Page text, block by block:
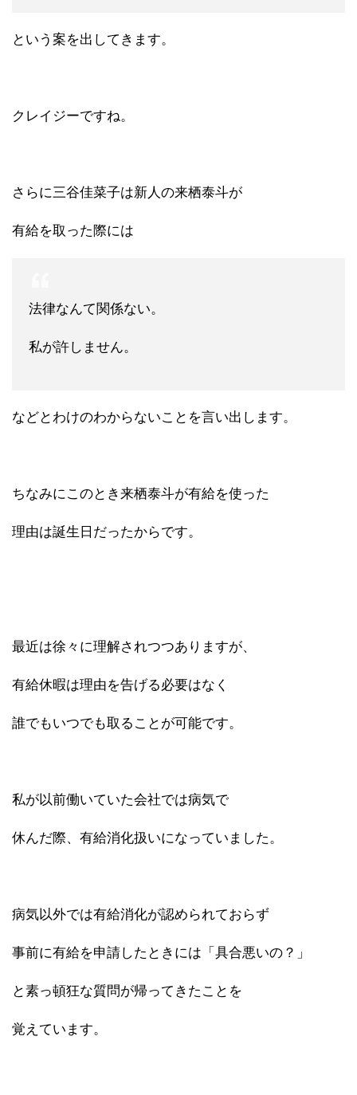
という案を出してきます。
クレイジーですね。
さらに三谷佳菜子は新人の来栖泰斗が
有給を取った際には
法律なんて関係ない。
私が許しません。
などとわけのわからないことを言い出します。
ちなみにこのとき来栖泰斗が有給を使った
理由は誕生日だったからです。
最近は徐々に理解されつつありますが、
有給休暇は理由を告げる必要はなく
誰でもいつでも取ることが可能です。
私が以前働いていた会社では病気で
休んだ際、有給消化扱いになっていました。
病気以外では有給消化が認められておらず
事前に有給を申請したときには「具合悪いの？」
と素っ頓狂な質問が帰ってきたことを
覚えています。